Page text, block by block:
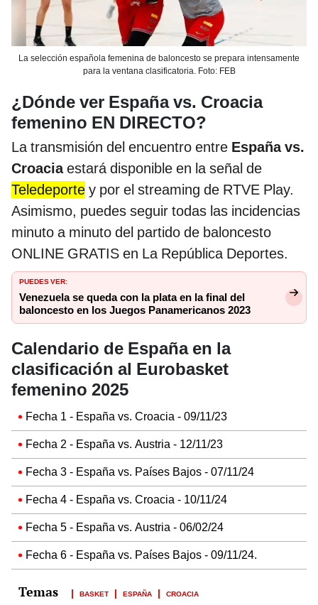
La selección española femenina de baloncesto se prepara intensamente
para la ventana clasificatoria. Foto: FEB
¿Dónde ver España vs. Croacia
femenino EN DIRECTO?
La transmisión del encuentro entre España vs.
Croaciaestará disponible en la señal de
Teledeporte y por el streaming de RTVE Play.
Asimismo, puedes seguir todas las incidencias
minuto a minuto del partido de baloncesto
ONLINE GRATIS en La República Deportes.
PUEDES VER:
Venezuela se queda con la plata en la final del
baloncesto en los Juegos Panamericanos 2023
Calendario de España en la
clasificación al Eurobasket
femenino 2025
Fecha 1 - España vs. Croacia - 09/11/23
Fecha 2 - España vs. Austria - 12/11/23
Fecha 3 - España vs. Países Bajos - 07/11/24
Fecha 4 - España vs. Croacia - 10/11/24
Fecha 5 - España vs. Austria - 06/02/24
Fecha 6 - España vs. Países Bajos - 09/11/24.
BASKET ESPAÑA CROACIA